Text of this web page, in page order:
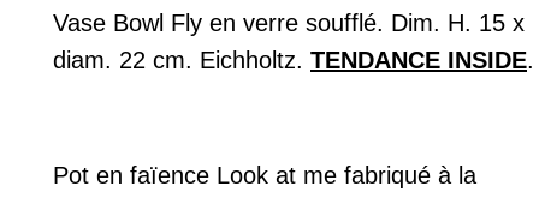
Vase Bowl Fly en verre soufflé. Dim. H. 15 x
diam. 22 cm. Eichholtz. TENDANCE INSIDE.
Pot en faïence Look at me fabriqué à la